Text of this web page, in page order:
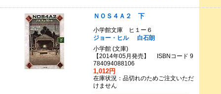
ＮＯＳ４Ａ２ 下
小学館文庫 ヒ１ー６
ジョー・ヒル
白石朗
小学館 (文庫)
【2014年05月発売】 ISBNコード 9
784094088106
1,012円
在庫状況：品切れのためご注文いただ
けません